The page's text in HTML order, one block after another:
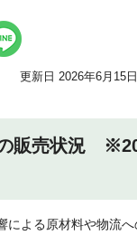
更新日 2026年6月15日
販売状況
による原材料や物流